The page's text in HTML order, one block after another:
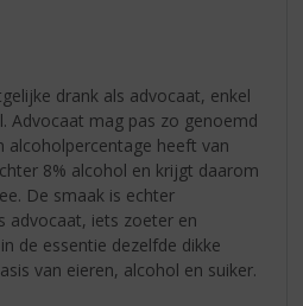
drank als advocaat, enkel
Advocaat mag pas zo genoemd
alcoholpercentage heeft van
8% alcohol en krijgt daarom
De smaak is echter
advocaat, iets zoeter en
de essentie dezelfde dikke
van eieren, alcohol en suiker.